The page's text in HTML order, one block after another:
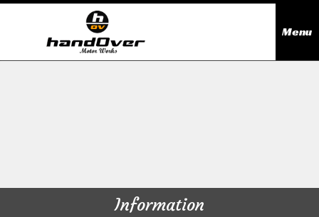
Menu
Information